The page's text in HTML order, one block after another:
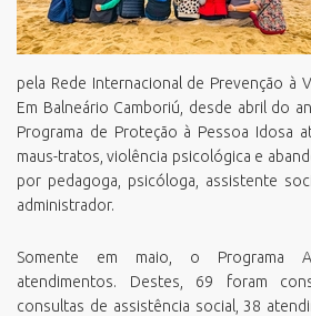
pela Rede Internacional de Prevenção à
Em Balneário Camboriú, desde abril do
Programa de Proteção à Pessoa Idosa
maus-tratos, violência psicológica e
por pedagoga, psicóloga, assistente
administrador.
Somente em maio, o Programa
atendimentos. Destes, 69 foram
consultas de assistência social, 38